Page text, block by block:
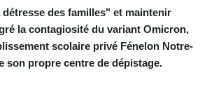
des familles" et maintenir
la contagiosité du variant Omicron,
scolaire privé Fénelon Notre-
son propre centre de dépistage.